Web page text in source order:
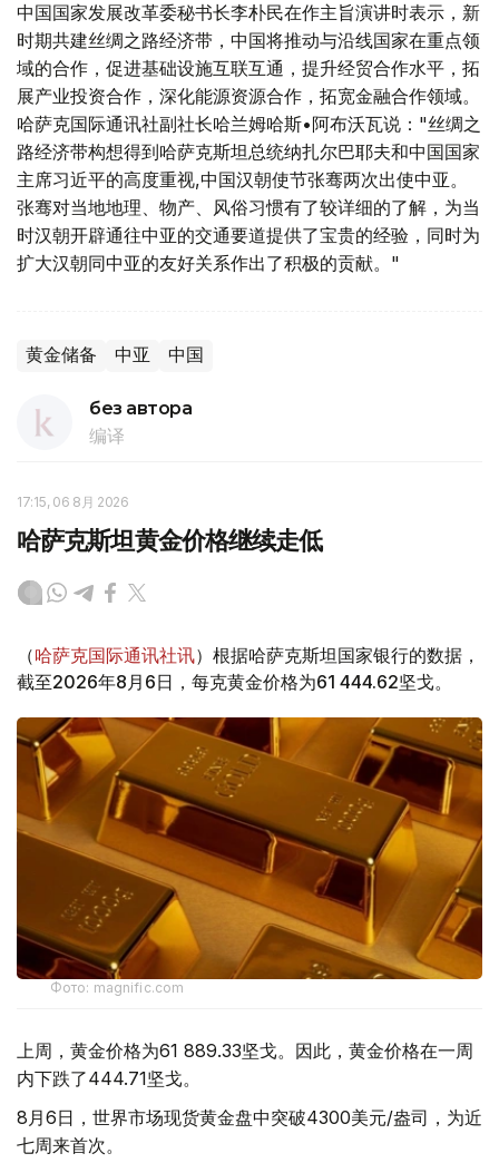
中国国家发展改革委秘书长李朴民在作主旨演讲时表示，新
时期共建丝绸之路经济带，中国将推动与沿线国家在重点领
域的合作，促进基础设施互联互通，提升经贸合作水平，拓
展产业投资合作，深化能源资源合作，拓宽金融合作领域。
哈萨克国际通讯社副社长哈兰姆哈斯•阿布沃瓦说："丝绸之
路经济带构想得到哈萨克斯坦总统纳扎尔巴耶夫和中国国家
主席习近平的高度重视,中国汉朝使节张骞两次出使中亚。
张骞对当地地理、物产、风俗习惯有了较详细的了解，为当
时汉朝开辟通往中亚的交通要道提供了宝贵的经验，同时为
扩大汉朝同中亚的友好关系作出了积极的贡献。"
黄金储备 中亚 中国
без автора
编译
17:15, 06 8月 2026
哈萨克斯坦黄金价格继续走低
（哈萨克国际通讯社讯）根据哈萨克斯坦国家银行的数据，
截至2026年8月6日，每克黄金价格为61 444.62坚戈。
Фото: magnific.com
上周，黄金价格为61 889.33坚戈。因此，黄金价格在一周
内下跌了444.71坚戈。
8月6日，世界市场现货黄金盘中突破4300美元/盎司，为近
七周来首次。